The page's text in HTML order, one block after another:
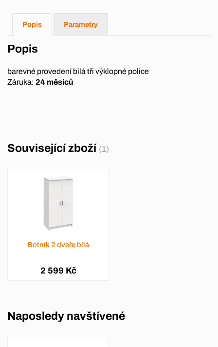
Popis Parametry
Popis
barevné provedení bílá tři výklopné police
Záruka: 24 měsíců
Související zboží (1)
Botník 2 dveře bílá
2 599 Kč
Naposledy navštívené